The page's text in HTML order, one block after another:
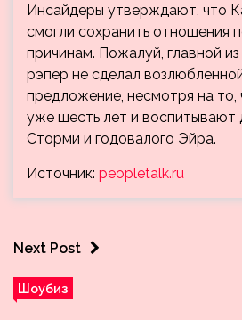
Инсайдеры утверждают, что
смогли сохранить отношения
причинам. Пожалуй, главной
рэпер не сделал
предложение, несмотря на то,
уже шесть лет и
Сторми и годовалого Эйра.
Источник: peopletalk.ru
Next Post
Шоубиз